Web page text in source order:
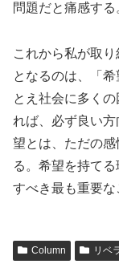
問題だと痛感する
これから私が取
となるのは、「
とえ社会に多く
れば、必ず良い
望とは、ただの
る。希望を持て
すべき最も重要な
Column リベ